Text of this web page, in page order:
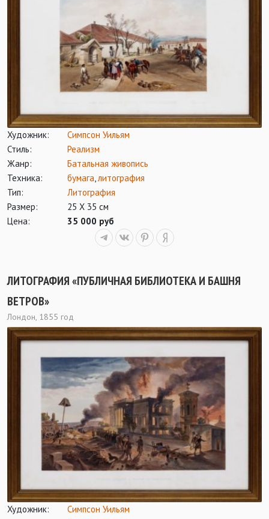
Художник:
Симпсон Уильям
Стиль:
Реализм
Жанр:
Батальная живопись
Техника:
бумага литография
Тип:
Литография
Размер:
25 Х 35 см
Цена:
35 000 руб
ЛИТОГРАФИЯ «ПУБЛИЧНАЯ БИБЛИОТЕКА И БАШНЯ
ВЕТРОВ»
Лондон, 1855 год
Художник:
Симпсон Уильям